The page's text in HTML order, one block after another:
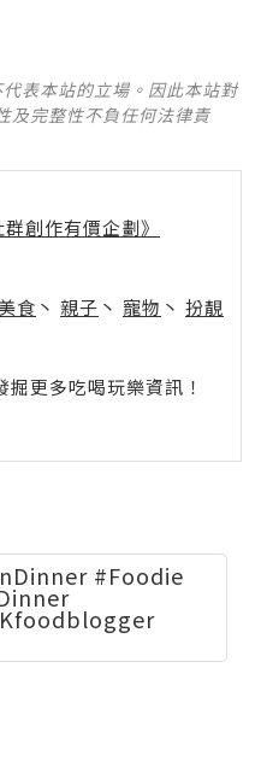
表本站的立場。因此本站對
及完整性不負任何法律責
創作有價企劃》
食 丶 親子 丶 寵物 丶 扮靚
更多吃喝玩樂資訊！
#Foodie